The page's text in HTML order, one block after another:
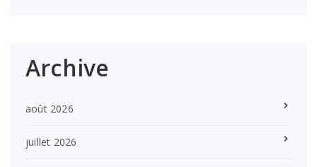
Archive
août 2026
juillet 2026